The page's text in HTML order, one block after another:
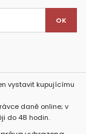
vystavit kupujícímu
daně online; v
do 48 hodin.